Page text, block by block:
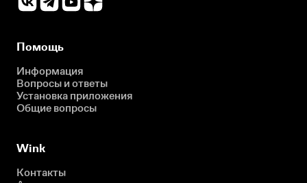
Помощь
Информация
Вопросы и ответы
Установка приложения
Общие вопросы
Wink
Контакты